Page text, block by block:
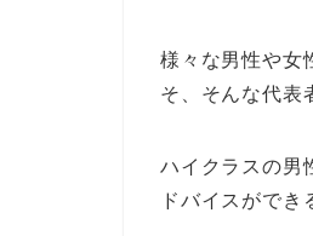
様々な男性や女
そ、そんな代表
ハイクラスの男
ドバイスができ